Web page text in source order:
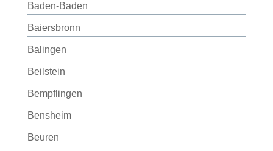
Baden-Baden
Baiersbronn
Balingen
Beilstein
Bempflingen
Bensheim
Beuren